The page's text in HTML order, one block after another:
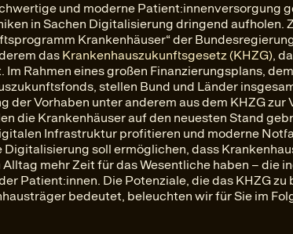
und moderne Patient:innenversorgung
in Sachen Digitalisierung dringend aufholen.
Krankenhäuser“ der
das Krankenhauszukunftsgesetz (KHZG),
Im Rahmen eines großen Finanzierungsplans, dem
stellen Bund und Länder
der Vorhaben unter anderem aus dem KHZG
die Krankenhäuser auf den neuesten Stand
Infrastruktur profitieren und moderne
Digitalisierung soll ermöglichen, dass
mehr Zeit für das Wesentliche haben – die
Patient:innen. Die Potenziale, die das KHZG zu
bedeutet, beleuchten wir für Sie im